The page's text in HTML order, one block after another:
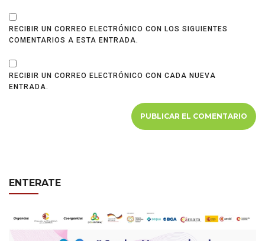
RECIBIR UN CORREO ELECTRÓNICO CON LOS SIGUIENTES
COMENTARIOS A ESTA ENTRADA.
RECIBIR UN CORREO ELECTRÓNICO CON CADA NUEVA
ENTRADA.
ENTERATE